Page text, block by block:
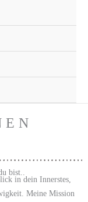
bist..
in dein Innerstes,
Meine Mission